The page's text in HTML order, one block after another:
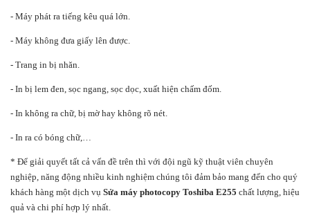
- Máy phát ra tiếng kêu quá lớn.
- Máy không đưa giấy lên được.
- Trang in bị nhăn.
- In bị lem đen, sọc ngang, sọc dọc, xuất hiện chấm đốm.
- In không ra chữ, bị mờ hay không rõ nét.
- In ra có bóng chữ,…
* Để giải quyết tất cả vấn đề trên thì với đội ngũ kỹ thuật viên chuyên
nghiệp, năng động nhiều kinh nghiệm chúng tôi đảm bảo mang đến cho quý
khách hàng một dịch vụ Sửa máy photocopy Toshiba E255 chất lượng, hiệu
quả và chi phí hợp lý nhất.